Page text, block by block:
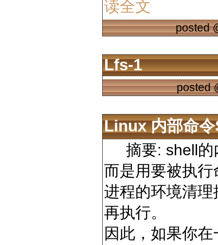
读全文
posted
Lfs-1
posted
Linux 内部命
摘要: shell的
而是用要被执
进程的环境清
再执行。
因此，如果你